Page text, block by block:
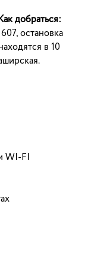
добраться:
остановка
в 10
WI-FI